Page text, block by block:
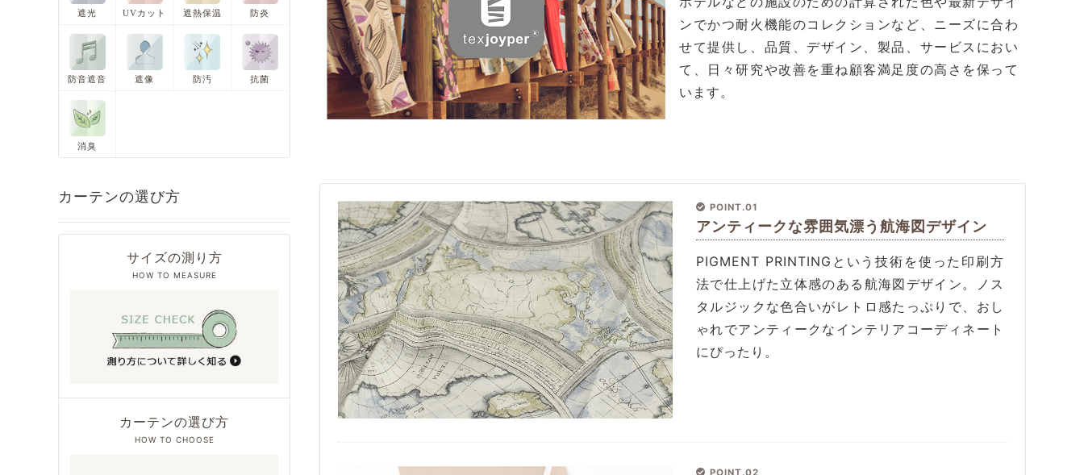
ンでかつ耐火機能のコレクションなど、ニーズに合わ
せて提供し、品質、デザイン、製品、サービスにおい
て、日々研究や改善を重ね顧客満足度の高さを保って
います。
POINT.01
アンティークな雰囲気漂う航海図デザイン
PIGMENT PRINTINGという技術を使った印刷方
法で仕上げた立体感のある航海図デザイン。ノス
タルジックな色合いがレトロ感たっぷりで、おし
ゃれでアンティークなインテリアコーディネート
にぴったり。
POINT.02
遮光 UVカット 遮熱保温 防炎
防音遮音 遮像 防汚 抗菌
消臭
カーテンの選び方
サイズの測り方
HOW TO MEASURE
カーテンの選び方
HOW TO CHOOSE